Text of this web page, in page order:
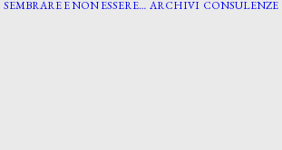
SEMBRARE E NON ESSERE… ARCHIVI CONSULENZE